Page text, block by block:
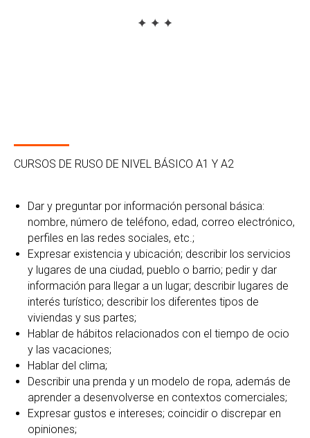
CURSOS DE RUSO DE NIVEL BÁSICO A1 Y A2
Dar y preguntar por información personal básica:
nombre, número de teléfono, edad, correo electrónico,
perfiles en las redes sociales, etc.;
Expresar existencia y ubicación; describir los servicios
y lugares de una ciudad, pueblo o barrio; pedir y dar
información para llegar a un lugar; describir lugares de
interés turístico; describir los diferentes tipos de
viviendas y sus partes;
Hablar de hábitos relacionados con el tiempo de ocio
y las vacaciones;
Hablar del clima;
Describir una prenda y un modelo de ropa, además de
aprender a desenvolverse en contextos comerciales;
Expresar gustos e intereses; coincidir o discrepar en
opiniones;